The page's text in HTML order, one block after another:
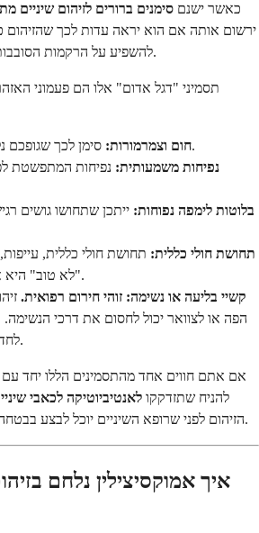
כאשר ישנם סימנים ברורים לזיהום שיניים
ירשום אותה אם הוא יראה עדות לכך שהזיהום
להשפיע על הרקמות הסובבות או על בריאותכם הכללית.
תסמיני "דגל אדום" אלו הם פעמוני
חום וצמרמורות:סימן לכך שגופכם נלחם בזיהום מערכתי.
נפיחות משמעותית: נפיחות המתפשטת
בלוטות לימפה נפוחות: ייתכן שתחושו גושים
תחושת חולי כללית: תחושת חולי כללית,
"לא טוב" היא אינדיקטור משמעותי.
קשיי בליעה או נשימה: זוהי חירום רפואית.
הפה או לצוואר יכול לחסום את דרכי הנשימה.
.
אם אתם חווים אחד מהתסמינים הללו יחד
להניח שתזדקקו לאנטיביוטיקה לכאבי
הזיהום לפני שרופא השיניים יוכל לבצע בבטחה את ההליך הדנטלי הנדרש.
איך אמוקסיצילין נלחם